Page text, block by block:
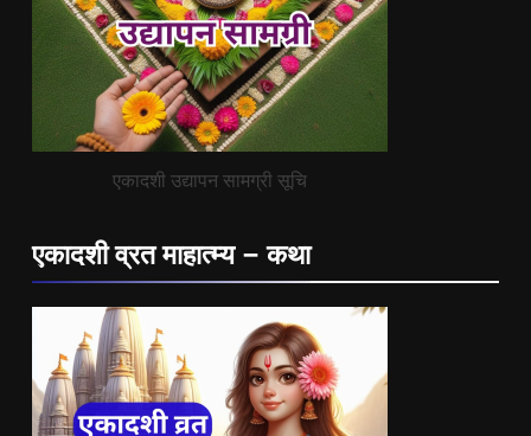
एकादशी उद्यापन सामग्री सूचि
एकादशी व्रत माहात्म्य – कथा